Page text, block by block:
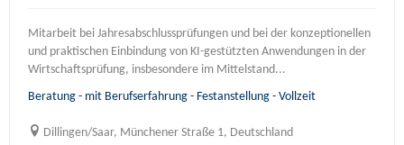
Mitarbeit bei Jahresabschlussprüfungen und bei der konzeptionellen
und praktischen Einbindung von KI-gestützten Anwendungen in der
Wirtschaftsprüfung, insbesondere im Mittelstand...
Beratung - mit Berufserfahrung - Festanstellung - Vollzeit
Dillingen/Saar, Münchener Straße 1, Deutschland